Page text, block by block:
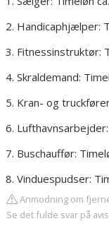
Handicaphjælper:
Fitnessinstruktør:
Skraldemand:
Kran- og
Lufthavnsarbejder:
Buschauffør:
Vinduespudser:
Anmodning om
Se det fulde svar på